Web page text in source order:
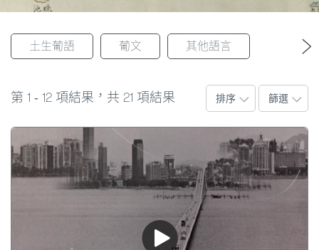
堂
土生葡語 葡文 其他語言 返
第 1 - 12 項結果，共 21 項結果 排序 篩選